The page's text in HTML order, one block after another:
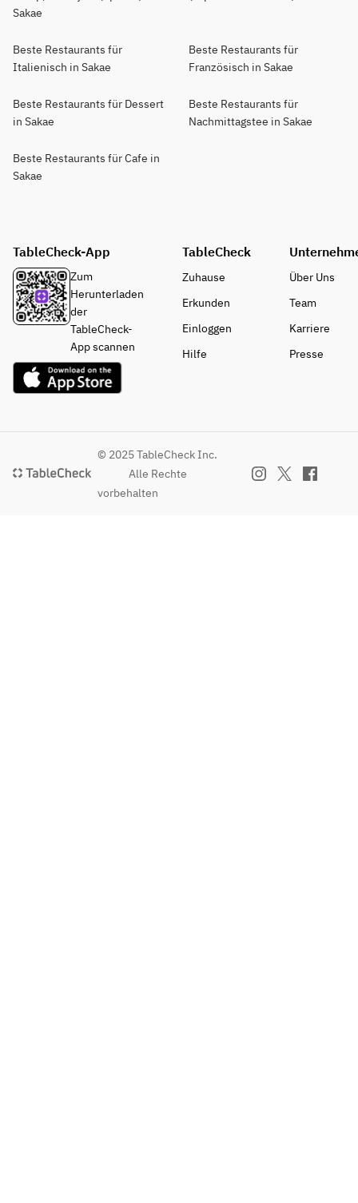
Sakae
Beste Restaurants für
Italienisch in Sakae
Beste Restaurants für
Französisch in Sakae
Beste Restaurants für Dessert
in Sakae
Beste Restaurants für
Nachmittagstee in Sakae
Beste Restaurants für Cafe in
Sakae
TableCheck-App
Zum
Herunterladen
der
TableCheck-
App scannen
TableCheck
Zuhause
Erkunden
Einloggen
Hilfe
Über Uns
Team
Karriere
Presse
© 2025 TableCheck Inc.
Alle Rechte
vorbehalten